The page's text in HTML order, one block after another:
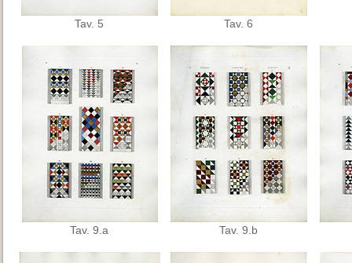
Tav. 5 Tav. 6
Tav. 9.a Tav. 9.b